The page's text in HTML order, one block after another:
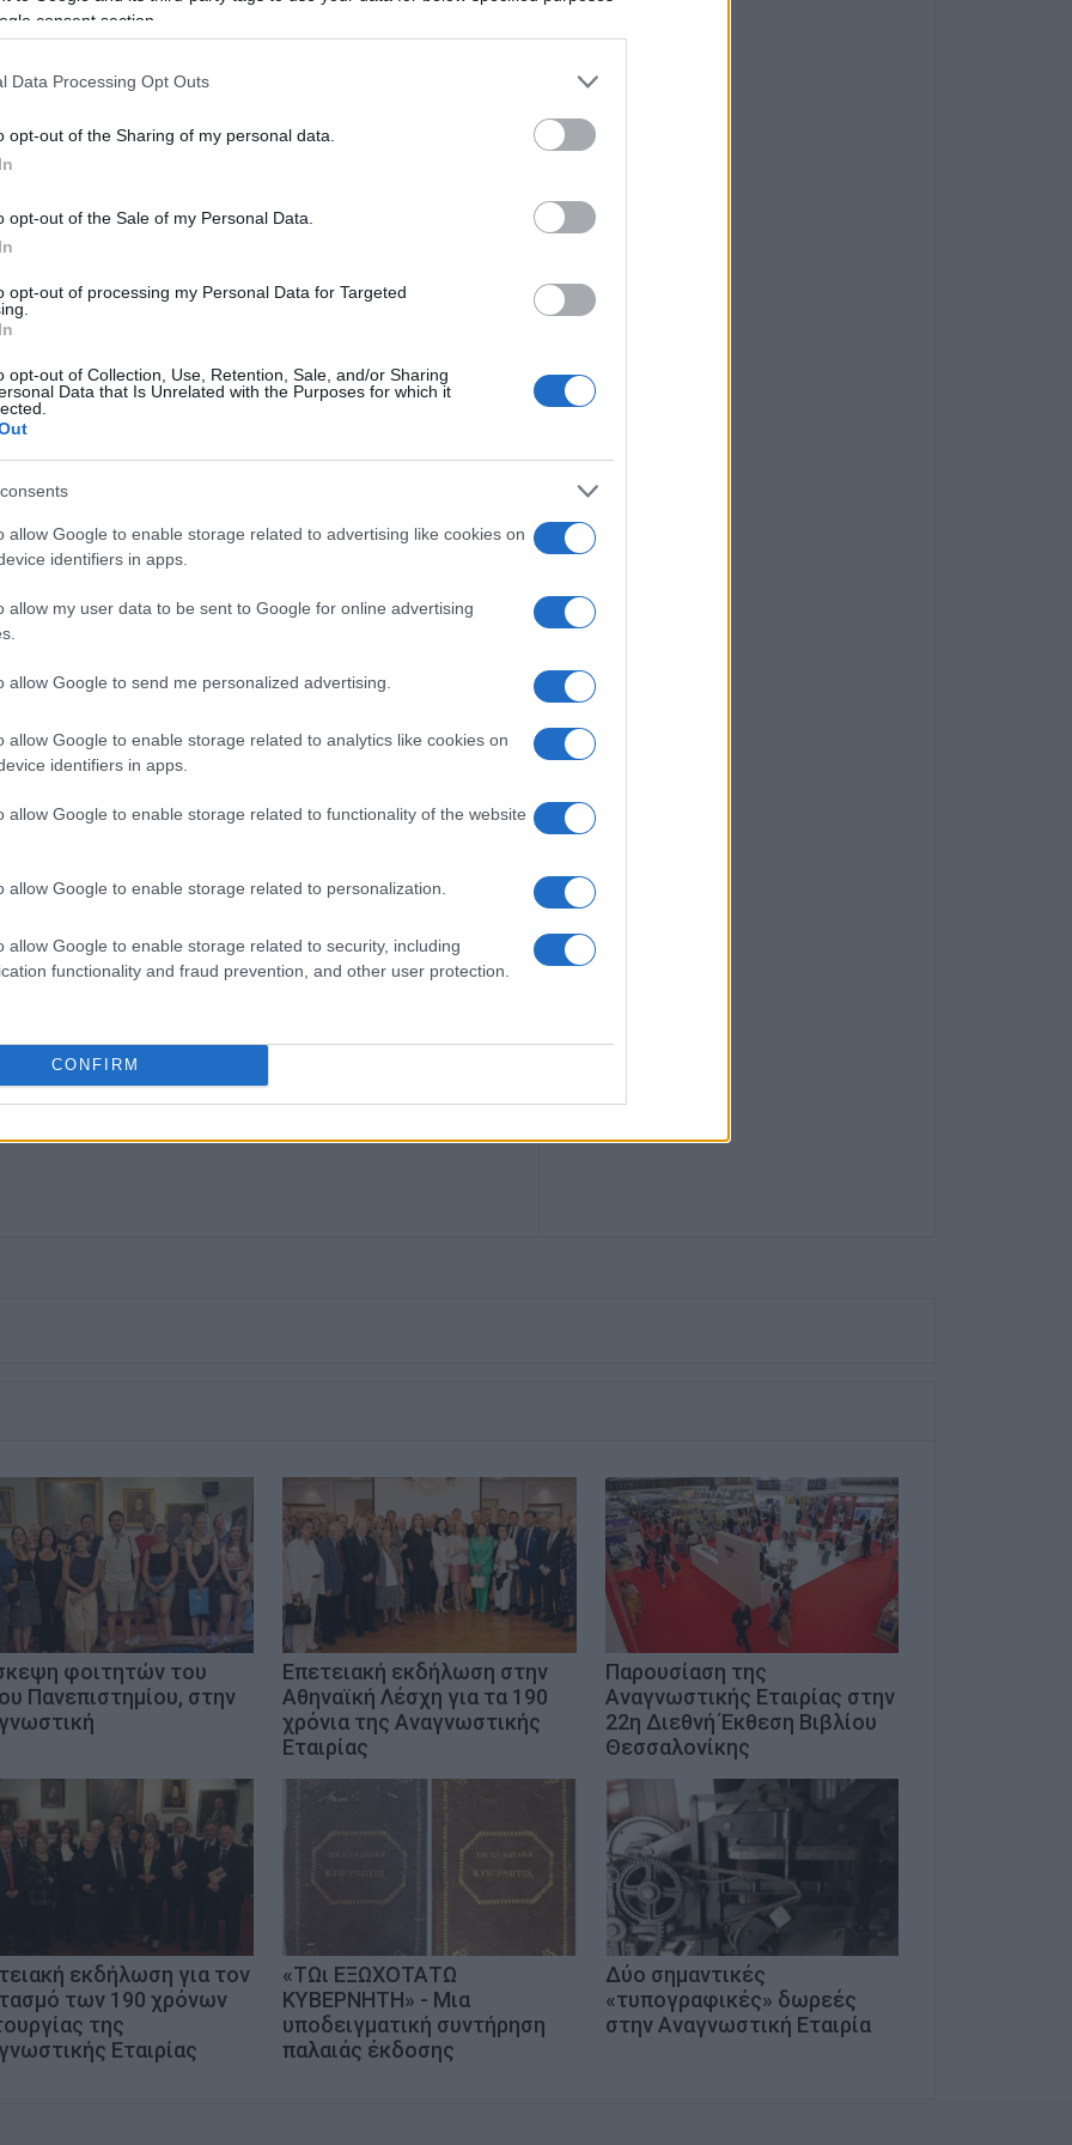
consent section.
Data Processing Opt Outs
opt-out of the Sharing of my personal data.
opt-out of the Sale of my Personal Data.
opt-out of processing my Personal Data for Targeted
opt-out of Collection, Use, Retention, Sale, and/or Sharing
Data that Is Unrelated with the Purposes for which it
allow Google to enable storage related to advertising like cookies on
identifiers in apps.
allow my user data to be sent to Google for online advertising
allow Google to send me personalized advertising.
allow Google to enable storage related to analytics like cookies on
identifiers in apps.
allow Google to enable storage related to functionality of the website
allow Google to enable storage related to personalization.
allow Google to enable storage related to security, including
functionality and fraud prevention, and other user protection.
CONFIRM
οικονομίας, όπως η μεταποίηση και ο τουρισμός,
αναβάθμισής τους.
Βιομηχανικών Ερευνών - ΙΟΒΕ από το 2013.
Αθηνών (ΟΠΑ) από το 2003, όπου έχει
Επιστήμης και μέλος του Συμβουλίου του
of Pennsylvania, ΗΠΑ. Έχει εργαστεί ως
ΗΠΑ και Επισκέπτης Καθηγητής στο ΙNSEAD στη
του International Journal of Industrial Organization, μέλος
for Research in Industrial Economics και
Research του Λονδίνου, ενώ έχει
Economic Association και
ως τακτικό μέλος της Ελληνικής Επιτροπής
Group for Competition Policy της Ευρωπαϊκής
κορυφαία επιστημονικά περιοδικά, όπως International
Journal of Economics και Review of Economic Studies.
and Econometrics και εκ των επιμελητών
τη Λιτότητα (ΠΕΚ, 2017). Αναπληρωτής Πρόεδρος
Οικονομία, 2020, «Επιτροπής Πισσαρίδη».
Ενημέρωση από το 1990 σε θέσεις υψηλής ευθύνης.
Facebook
φοιτητών του
Πανεπιστημίου, στην
Επετειακή εκδήλωση στην
Αθηναϊκή Λέσχη για τα 190
χρόνια της Αναγνωστικής
Εταιρίας
Παρουσίαση της
Αναγνωστικής Εταιρίας στην
22η Διεθνή Έκθεση Βιβλίου
Θεσσαλονίκης
εκδήλωση για τον
των 190 χρόνων
της
Εταιρίας
«ΤΩι ΕΞΩΧΟΤΑΤΩ
ΚΥΒΕΡΝΗΤΗ» - Μια
υποδειγματική συντήρηση
παλαιάς έκδοσης
Δύο σημαντικές
«τυπογραφικές» δωρεές
στην Αναγνωστική Εταιρία